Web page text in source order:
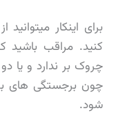
برای اینکار
کنید. مراقب
چروک بر ندارد و یا
چون برجستگی های
شود.